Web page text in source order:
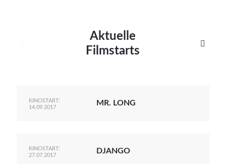
Aktuelle
Filmstarts

KINOSTART:
14.09.2017
MR. LONG
KINOSTART:
27.07.2017
DJANGO